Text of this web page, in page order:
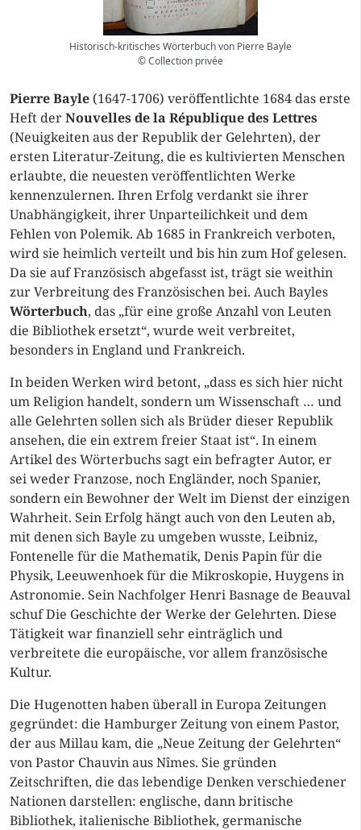
Historisch-kritisches Wörterbuch von Pierre Bayle
© Collection privée
Pierre Bayle (1647-1706) veröffentlichte 1684 das erste
Heft derNouvelles de la République des Lettres
(Neuigkeiten aus der Republik der Gelehrten), der
ersten Literatur-Zeitung, die es kultivierten Menschen
erlaubte, die neuesten veröffentlichten Werke
kennenzulernen. Ihren Erfolg verdankt sie ihrer
Unabhängigkeit, ihrer Unparteilichkeit und dem
Fehlen von Polemik. Ab 1685 in Frankreich verboten,
wird sie heimlich verteilt und bis hin zum Hof gelesen.
Da sie auf Französisch abgefasst ist, trägt sie weithin
zur Verbreitung des Französischen bei. Auch Bayles
Wörterbuch, das „für eine große Anzahl von Leuten
die Bibliothek ersetzt“, wurde weit verbreitet,
besonders in England und Frankreich.
In beiden Werken wird betont, „dass es sich hier nicht
um Religion handelt, sondern um Wissenschaft … und
alle Gelehrten sollen sich als Brüder dieser Republik
ansehen, die ein extrem freier Staat ist“. In einem
Artikel des Wörterbuchs sagt ein befragter Autor, er
sei weder Franzose, noch Engländer, noch Spanier,
sondern ein Bewohner der Welt im Dienst der einzigen
Wahrheit. Sein Erfolg hängt auch von den Leuten ab,
mit denen sich Bayle zu umgeben wusste, Leibniz,
Fontenelle für die Mathematik, Denis Papin für die
Physik, Leeuwenhoek für die Mikroskopie, Huygens in
Astronomie. Sein Nachfolger Henri Basnage de Beauval
schuf Die Geschichte der Werke der Gelehrten. Diese
Tätigkeit war finanziell sehr einträglich und
verbreitete die europäische, vor allem französische
Kultur.
Die Hugenotten haben überall in Europa Zeitungen
gegründet: die Hamburger Zeitung von einem Pastor,
der aus Millau kam, die „Neue Zeitung der Gelehrten“
von Pastor Chauvin aus Nîmes. Sie gründen
Zeitschriften, die das lebendige Denken verschiedener
Nationen darstellen: englische, dann britische
Bibliothek, italienische Bibliothek, germanische